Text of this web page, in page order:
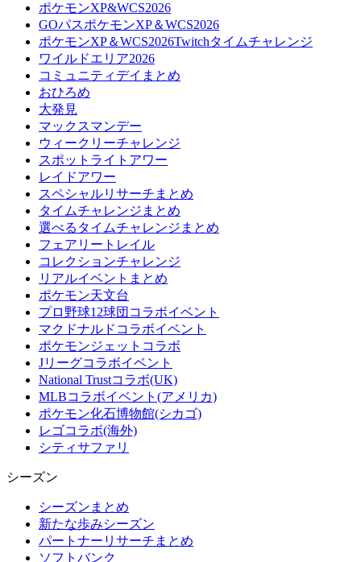
ポケモンXP&WCS2026
GOパスポケモンXP＆WCS2026
ポケモンXP＆WCS2026Twitchタイムチャレンジ
ワイルドエリア2026
コミュニティデイまとめ
おひろめ
大発見
マックスマンデー
ウィークリーチャレンジ
スポットライトアワー
レイドアワー
スペシャルリサーチまとめ
タイムチャレンジまとめ
選べるタイムチャレンジまとめ
フェアリートレイル
コレクションチャレンジ
リアルイベントまとめ
ポケモン天文台
プロ野球12球団コラボイベント
マクドナルドコラボイベント
ポケモンジェットコラボ
Jリーグコラボイベント
National Trustコラボ(UK)
MLBコラボイベント(アメリカ)
ポケモン化石博物館(シカゴ)
レゴコラボ(海外)
シティサファリ
シーズン
シーズンまとめ
新たな歩みシーズン
パートナーリサーチまとめ
ソフトバンク